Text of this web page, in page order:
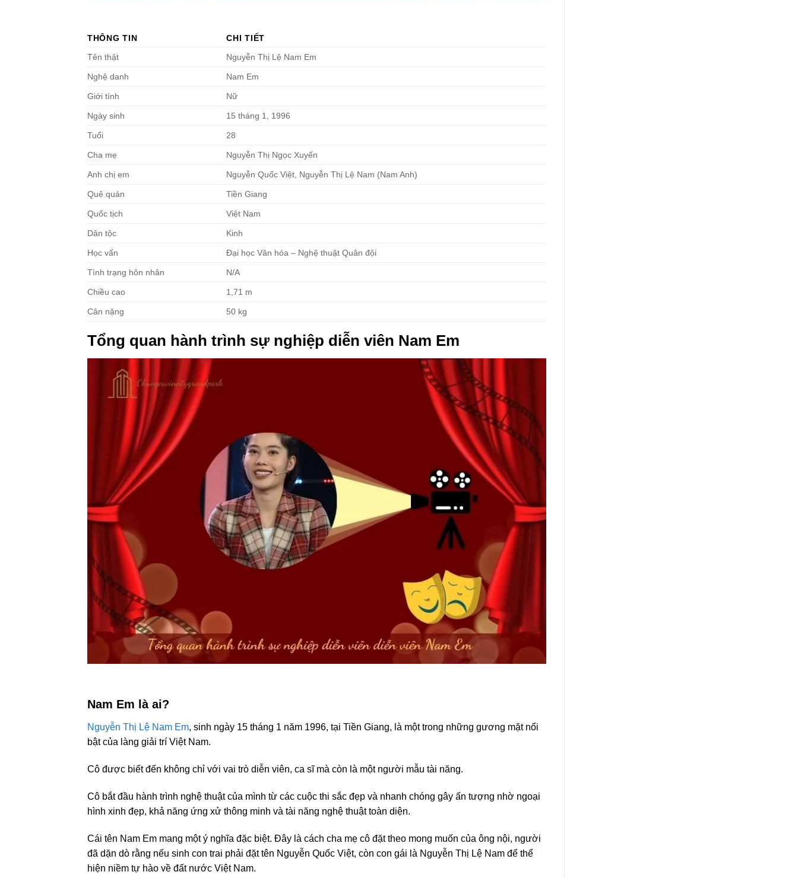
THÔNG TIN
CHI TIẾT
Tên thật
Nguyễn Thị Lệ Nam Em
Nghệ danh Nam Em
Giới tính Nữ
Ngày sinh 15 tháng 1, 1996
Tuổi 28
Cha mẹ Nguyễn Thị Ngọc Xuyến
Anh chị em Nguyễn Quốc Việt, Nguyễn Thị Lệ Nam (Nam Anh)
Quê quán Tiền Giang
Quốc tịch Việt Nam
Dân tộc Kinh
Học vấn Đại học Văn hóa – Nghệ thuật Quân đội
Tình trạng hôn nhân N/A
Chiều cao 1,71 m
Cân nặng 50 kg
Tổng quan hành trình sự nghiệp diễn viên Nam Em
Nam Em là ai?
Nguyễn Thị Lệ Nam Em, sinh ngày 15 tháng 1 năm 1996, tại Tiền Giang, là một trong những gương mặt nổi
bật của làng giải trí Việt Nam.
Cô được biết đến không chỉ với vai trò diễn viên, ca sĩ mà còn là một người mẫu tài năng.
Cô bắt đầu hành trình nghệ thuật của mình từ các cuộc thi sắc đẹp và nhanh chóng gây ấn tượng nhờ ngoại
hình xinh đẹp, khả năng ứng xử thông minh và tài năng nghệ thuật toàn diện.
Cái tên Nam Em mang một ý nghĩa đặc biệt. Đây là cách cha mẹ cô đặt theo mong muốn của ông nội, người
đã dặn dò rằng nếu sinh con trai phải đặt tên Nguyễn Quốc Việt, còn con gái là Nguyễn Thị Lệ Nam để thể
hiện niềm tự hào về đất nước Việt Nam.